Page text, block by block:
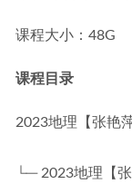
课程大小：48G
课程目录
2023地理【张艳
└─ 2023地理【